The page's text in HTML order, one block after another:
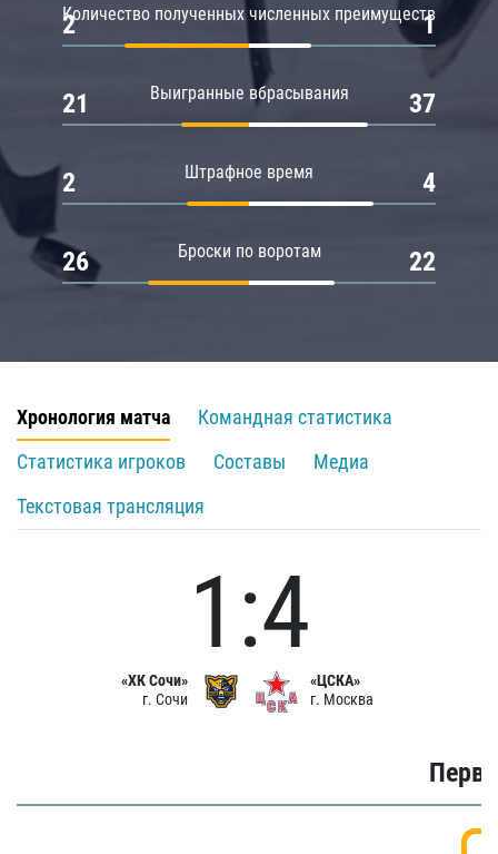
Количество полученных численных преимуществ
2 1
Выигранные вбрасывания
21 37
Штрафное время
2 4
Броски по воротам
26 22
Хронология матча
Командная статистика
Статистика игроков
Составы
Медиа
Текстовая трансляция
«ХК Сочи»
г. Сочи
1:4
«ЦСКА»
г. Москва